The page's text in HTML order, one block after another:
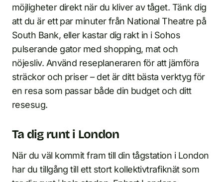
möjligheter direkt när du kliver av tåget. Tänk dig
att du är ett par minuter från National Theatre på
South Bank, eller kastar dig rakt in i Sohos
pulserande gator med shopping, mat och
nöjesliv. Använd reseplaneraren för att jämföra
sträckor och priser – det är ditt bästa verktyg för
en resa som passar både din budget och ditt
resesug.
Ta dig runt i London
När du väl kommit fram till din tågstation i London
har du tillgång till ett stort kollektivtrafiknät som